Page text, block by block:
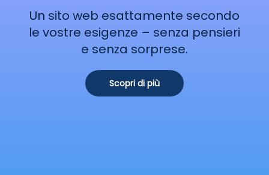
Un sito web esattamente secondo
le vostre esigenze – senza pensieri
e senza sorprese.
Scopri di più